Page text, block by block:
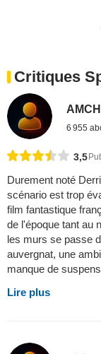
Critiques
AMCHI
6 955
3,5
Durement noté
scénario est trop
film fantastique
de l'époque tant au
les murs se passe
auvergnat, une
manque de
Lire plus